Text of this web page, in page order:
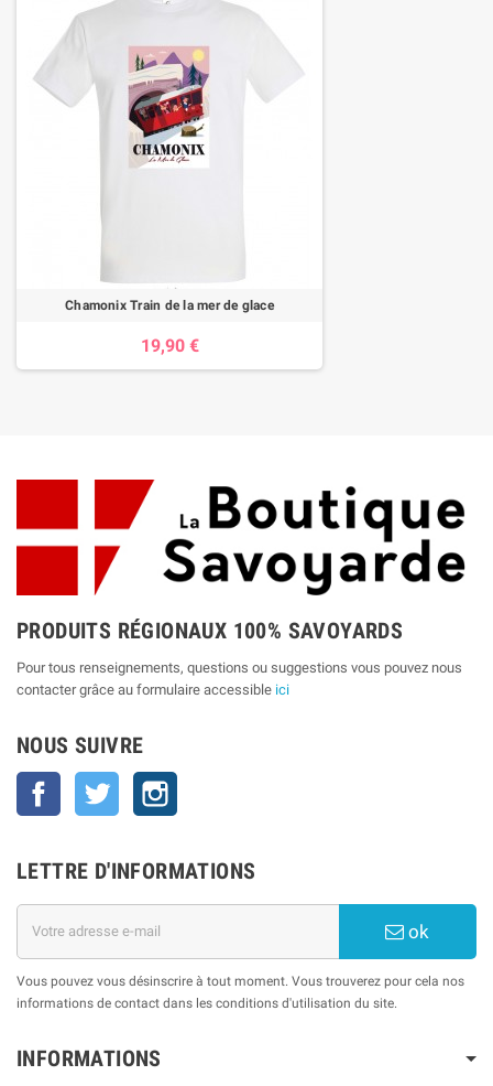
Chamonix Train de la mer de glace
19,90 €
PRODUITS RÉGIONAUX 100% SAVOYARDS
Pour tous renseignements, questions ou suggestions vous pouvez nous
contacter grâce au formulaire accessible ici
NOUS SUIVRE
Facebook Twitter
LETTRE D'INFORMATIONS
ok
Vous pouvez vous désinscrire à tout moment. Vous trouverez pour cela nos
informations de contact dans les conditions d'utilisation du site.
INFORMATIONS